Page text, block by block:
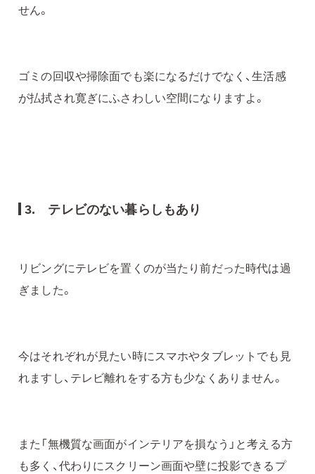
せん。
ゴミの回収や掃除面でも楽になるだけでなく、生活感
が払拭され寛ぎにふさわしい空間になりますよ。
3. テレビのない暮らしもあり
リビングにテレビを置くのが当たり前だった時代は過
ぎました。
今はそれぞれが見たい時にスマホやタブレットでも見
れますし、テレビ離れをする方も少なくありません。
また「無機質な画面がインテリアを損なう」と考える方
も多く、代わりにスクリーン画面や壁に投影できるプ